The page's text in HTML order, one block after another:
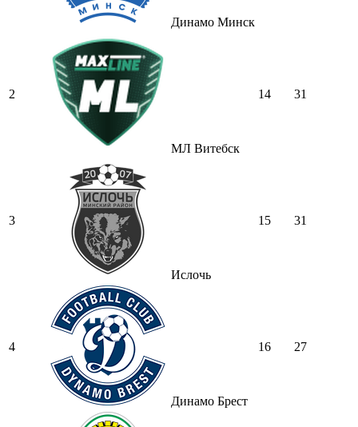
Динамо Минск
2
МЛ Витебск
14 31
3
Ислочь
15 31
4
Динамо Брест
16 27